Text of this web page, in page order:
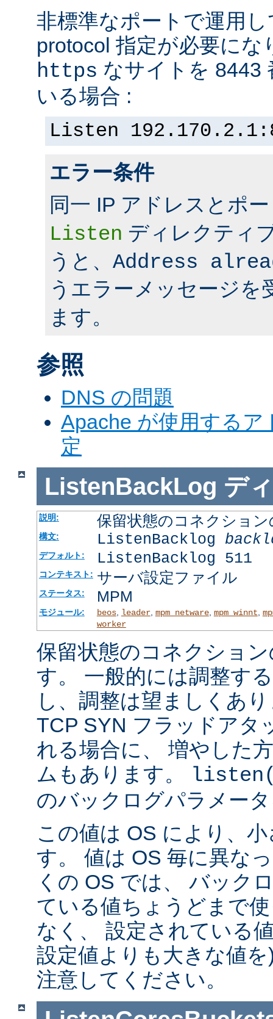
非標準なポートで運用
protocol 指定が必要に
https なサイトを 8443
いる場合 :
Listen
エラー条件
同一 IP アドレスとポ
Listen ディレクティ
うと、 Address
うエラーメッセージを
ます。
参照
DNS の問題
Apache が使用する
定
ListenBackLog デ
説明: 保留状態のコネクショ
構文: ListenBacklog
デフォルト: ListenBacklog 511
コンテキスト: サーバ設定ファイル
ステータス: MPM
モジュール: beos, leader, mpm_netware, mpm_winnt,
worker
保留状態のコネクショ
す。 一般的には調整す
し、調整は望ましくあ
TCP SYN フラッドアタ
れる場合に、 増やした
ムもあります。
のバックログパラメー
この値は OS により、
す。 値は OS 毎に異な
くの OS では、 バック
ている値ちょうどまで
なく、 設定されている
設定値よりも大きな値
注意してください。